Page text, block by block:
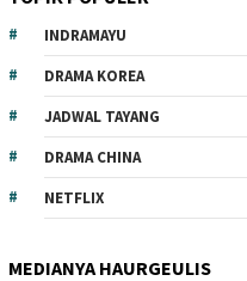
INDRAMAYU
DRAMA KOREA
JADWAL TAYANG
DRAMA CHINA
NETFLIX
MEDIANYA HAURGEULIS